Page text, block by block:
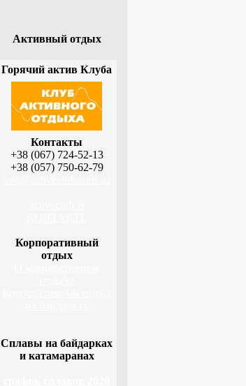
Активный отдых
Горячий актив Клуба
Контакты
+38 (067) 724-52-13
+38 (057) 750-62-79
Корпоративный
отдых
Сплавы на байдарках
и катамаранах